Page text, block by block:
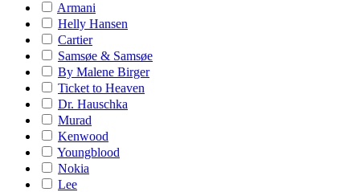
Armani
Helly Hansen
Cartier
Samsøe & Samsøe
By Malene Birger
Ticket to Heaven
Dr. Hauschka
Murad
Kenwood
Youngblood
Nokia
Lee